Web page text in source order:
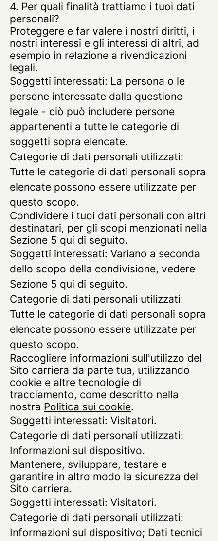
4. Per quali finalità trattiamo i tuoi dati
personali?
Proteggere e far valere i nostri diritti, i
nostri interessi e gli interessi di altri, ad
esempio in relazione a rivendicazioni
legali.
Soggetti interessati: La persona o le
persone interessate dalla questione
legale - ciò può includere persone
appartenenti a tutte le categorie di
soggetti sopra elencate.
Categorie di dati personali utilizzati:
Tutte le categorie di dati personali sopra
elencate possono essere utilizzate per
questo scopo.
Condividere i tuoi dati personali con altri
destinatari, per gli scopi menzionati nella
Sezione 5 qui di seguito.
Soggetti interessati: Variano a seconda
dello scopo della condivisione, vedere
Sezione 5 qui di seguito.
Categorie di dati personali utilizzati:
Tutte le categorie di dati personali sopra
elencate possono essere utilizzate per
questo scopo.
Raccogliere informazioni sull'utilizzo del
Sito carriera da parte tua, utilizzando
cookie e altre tecnologie di
tracciamento, come descritto nella
nostra Politica sui cookie.
Soggetti interessati: Visitatori.
Categorie di dati personali utilizzati:
Informazioni sul dispositivo.
Mantenere, sviluppare, testare e
garantire in altro modo la sicurezza del
Sito carriera.
Soggetti interessati: Visitatori.
Categorie di dati personali utilizzati:
Informazioni sul dispositivo; Dati tecnici